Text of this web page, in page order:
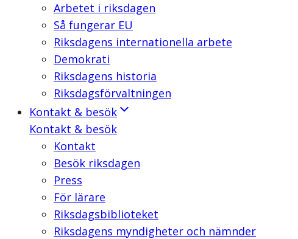
Arbetet i riksdagen
Så fungerar EU
Riksdagens internationella arbete
Demokrati
Riksdagens historia
Riksdagsförvaltningen
Kontakt & besök
Kontakt & besök
Kontakt
Besök riksdagen
Press
För lärare
Riksdagsbiblioteket
Riksdagens myndigheter och nämnder